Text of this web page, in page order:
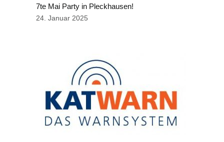
7te Mai Party in Pleckhausen!
24. Januar 2025